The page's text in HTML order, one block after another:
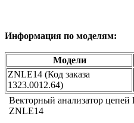
Информация по моделям:
Модели
ZNLE14 (Код заказа
1323.0012.64)
Векторный анализатор
ZNLE14